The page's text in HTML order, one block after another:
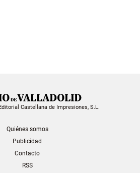
Castellana de Impresiones, S.L.
Quiénes somos
Publicidad
Contacto
RSS